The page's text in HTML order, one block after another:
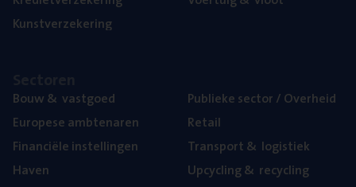
Kunst­ver­ze­ke­ring
Bouw& vastgoed
Euro­pe­se ambtenaren
Finan­ci­ë­le instellingen
Haven
Publie­ke sec­tor / Overheid
Retail
Trans­port& logistiek
Upcy­cling& recycling